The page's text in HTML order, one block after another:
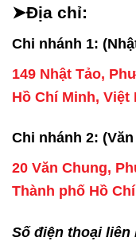
➤Địa chỉ:
Chi nhánh 1:
149 Nhật Tảo,
Hồ Chí Minh, Việt
Chi nhánh 2:
20 Văn Chung,
Thành phố Hồ
Số điện thoại liên